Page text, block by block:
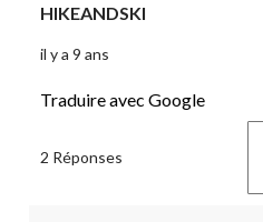
HIKEANDSKI
il y a 9 ans
Traduire avec Google
2 Réponses